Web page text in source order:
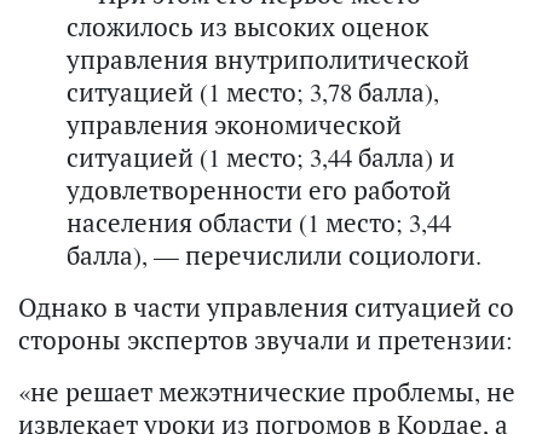
сложилось из высоких оценок
управления внутриполитической
ситуацией (1 место; 3,78 балла),
управления экономической
ситуацией (1 место; 3,44 балла) и
удовлетворенности его работой
населения области (1 место; 3,44
балла), — перечислили социологи.
Однако в части управления ситуацией со
стороны экспертов звучали и претензии:
«не решает межэтнические проблемы, не
извлекает уроки из погромов в Кордае, а